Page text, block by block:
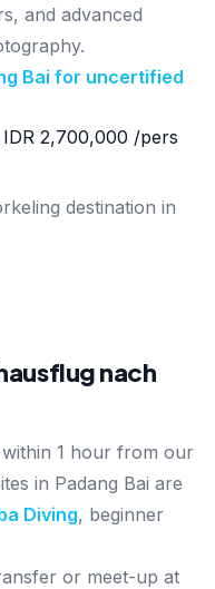
and advanced
Bai for uncertified
IDR 2,700,000 /pers
destination in
nach
1 hour from our
in Padang Bai are
Diving, beginner
or meet-up at